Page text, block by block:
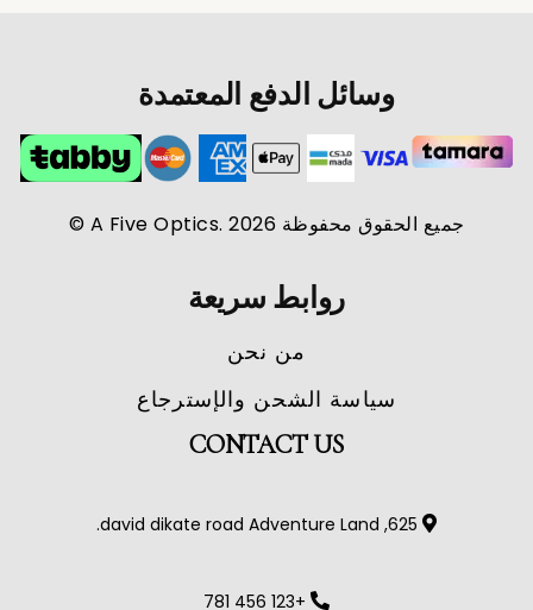
وسائل الدفع المعتمدة
جميع الحقوق محفوظة A Five Optics. 2026 ©
روابط سريعة
من نحن
سياسة الشحن والإسترجاع
CONTACT US
625, david dikate road Adventure Land.
+123 456 781